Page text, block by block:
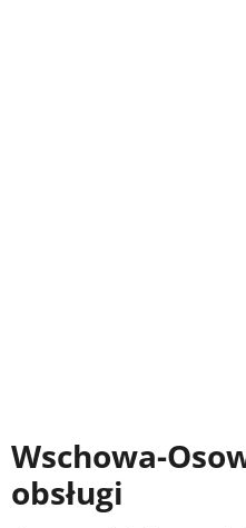
Wschowa-
obsługi